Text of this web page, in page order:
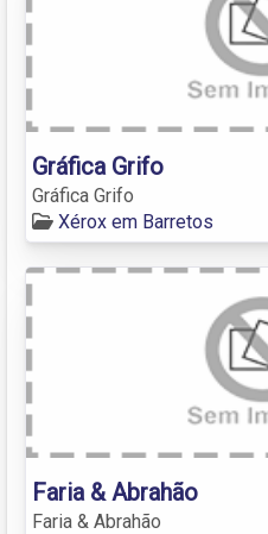
Gráfica Grifo
Gráfica Grifo
Xérox em Barretos
Faria & Abrahão
Faria & Abrahão